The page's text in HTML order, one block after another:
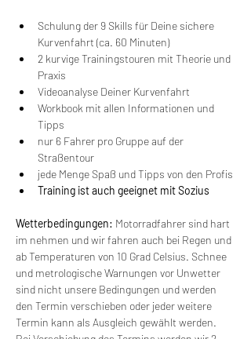
Schulung der 9 Skills für Deine sichere
Kurvenfahrt (ca. 60 Minuten)
2 kurvige Trainingstouren mit Theorie und
Praxis
Videoanalyse Deiner Kurvenfahrt
Workbook mit allen Informationen und
Tipps
nur 6 Fahrer pro Gruppe auf der
Straßentour
jede Menge Spaß und Tipps von den Profis
Training ist auch geeignet mit Sozius
Wetterbedingungen: Motorradfahrer sind hart
im nehmen und wir fahren auch bei Regen und
ab Temperaturen von 10 Grad Celsius. Schnee
und metrologische Warnungen vor Unwetter
sind nicht unsere Bedingungen und werden
den Termin verschieben oder jeder weitere
Termin kann als Ausgleich gewählt werden.